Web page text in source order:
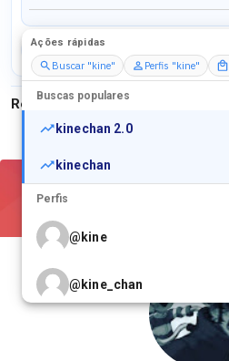
Ações rápidas
Buscar "kine" Perfis "kine"
Buscas populares
kinechan 2.0
kinechan
Perfis
@ kine
@ kine_chan
Perfis
Resultados para"kine